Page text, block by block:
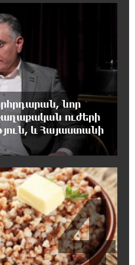
պետք է օր առաջ
ծանր իրավիճակից դուրս
շոուները ոչ ավելին
ու չստացված դերասանի
մեծ աջակցության
կկարողանա
գրասենյակները
կահավորվել Ավետիք
նոր
ուժերի
և Հայաստանի
3
4